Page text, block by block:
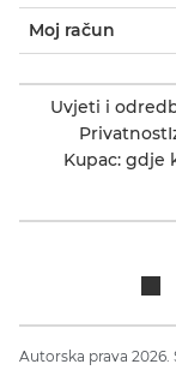
Moj račun
Uvjeti i
Privatnost
Kupac: gdje
Autorska prava 2026.